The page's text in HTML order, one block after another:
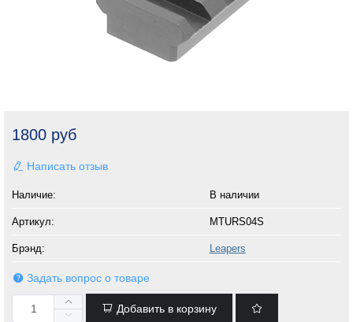
1800 руб
Написать отзыв
Наличие: В наличии
Артикул: MTURS04S
Брэнд: Leapers
Задать вопрос о товаре
Добавить в корзину